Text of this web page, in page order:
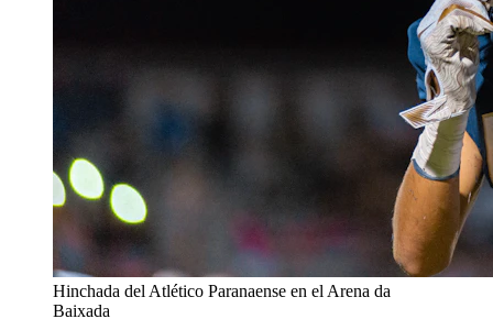
Hinchada del Atlético Paranaense en el Arena da
Baixada